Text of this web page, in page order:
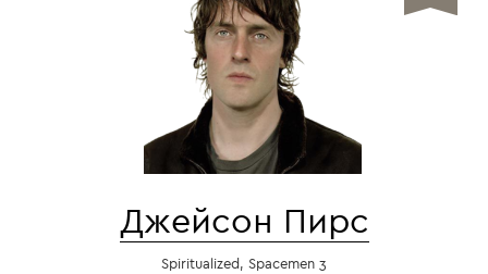
Джейсон Пирс
Spiritualized, Spacemen 3